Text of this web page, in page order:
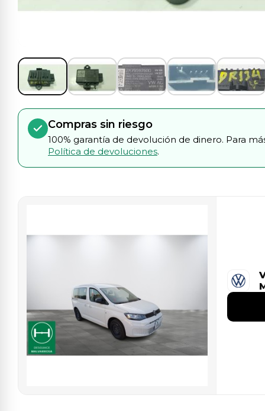
Compras sin riesgo
100% garantía de devolución de dinero. Para
Política de devoluciones.